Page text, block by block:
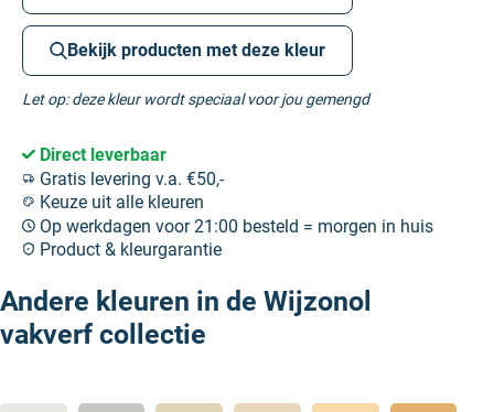
Bekijk producten met deze kleur
Let op: deze kleur wordt speciaal voor jou gemengd
Direct leverbaar
Gratis levering v.a. €50,-
Keuze uit alle kleuren
Op werkdagen voor 21:00 besteld = morgen in huis
Product & kleurgarantie
Andere kleuren in de Wijzonol
vakverf collectie